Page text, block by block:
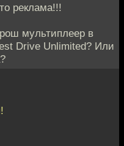
реклама!!!
мультиплеер в
Drive Unlimited? Или